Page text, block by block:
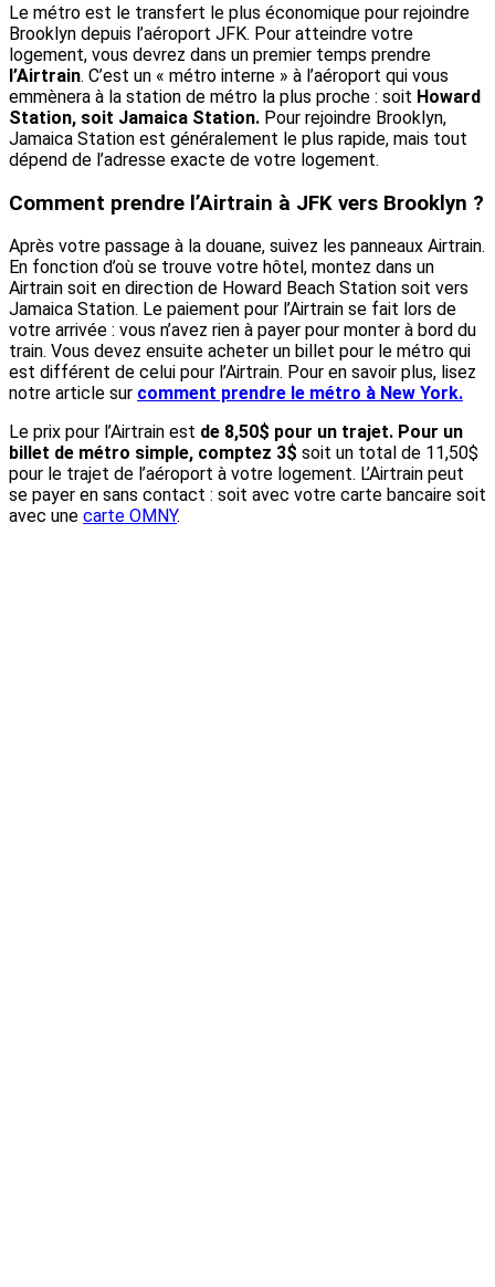
Le métro est le transfert le plus économique pour rejoindre
Brooklyn depuis l’aéroport JFK. Pour atteindre votre
logement, vous devrez dans un premier temps prendre
l’Airtrain. C’est un « métro interne » à l’aéroport qui vous
emmènera à la station de métro la plus proche : soit Howard
Station, soit Jamaica Station. Pour rejoindre Brooklyn,
Jamaica Station est généralement le plus rapide, mais tout
dépend de l’adresse exacte de votre logement.
Comment prendre l’Airtrain à JFK vers Brooklyn ?
Après votre passage à la douane, suivez les panneaux Airtrain.
En fonction d’où se trouve votre hôtel, montez dans un
Airtrain soit en direction de Howard Beach Station soit vers
Jamaica Station. Le paiement pour l’Airtrain se fait lors de
votre arrivée : vous n’avez rien à payer pour monter à bord du
train. Vous devez ensuite acheter un billet pour le métro qui
est différent de celui pour l’Airtrain. Pour en savoir plus, lisez
notre article sur comment prendre le métro à New York.
Le prix pour l’Airtrain est de 8,50$ pour un trajet. Pour un
billet de métro simple, comptez 3$ soit un total de 11,50$
pour le trajet de l’aéroport à votre logement. L’Airtrain peut
se payer en sans contact : soit avec votre carte bancaire soit
avec une carte OMNY.